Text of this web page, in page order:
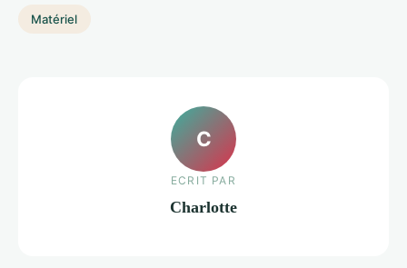
Matériel
C
ECRIT PAR
Charlotte